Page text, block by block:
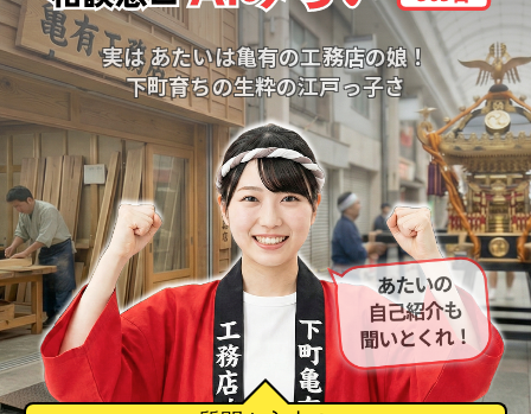
実は あたいは亀有の工務店の娘！
下町育ちの生粋の江戸っ子さ